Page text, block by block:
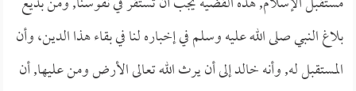
بلاغ النبي صلى الله عليه وسلم في إخباره لنا في بقاء هذا الدين، وأن
المستقبل له, وأنه خالد إلى أن يرث الله تعالى الأرض ومن عليها, أن